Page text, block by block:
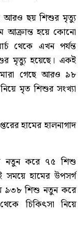
আরও ছয় শিশুর মৃত্যু
আক্রান্ত হয়ে কোনো
থেকে এখন পর্যন্ত
মৃত্যু হয়েছে। একই
মারা গেছে আরও ৯৮
মৃত শিশুর সংখ্যা
হামের হালনাগাদ
নতুন করে ৭৫ শিশু
সময়ে হামের উপসর্গ
৯৩৮ শিশু নতুন করে
চিকিৎসা নিয়ে